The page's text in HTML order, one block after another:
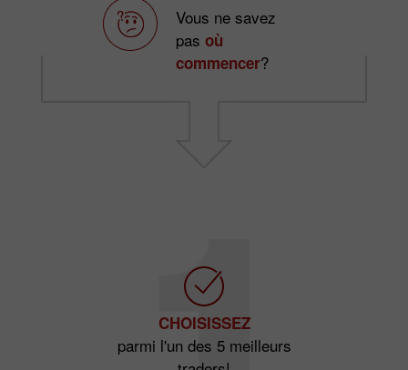
Vous ne savez
pas où
commencer?
CHOISISSEZ
parmi l'un des 5 meilleurs